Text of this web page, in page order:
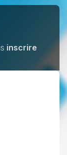
inscrire